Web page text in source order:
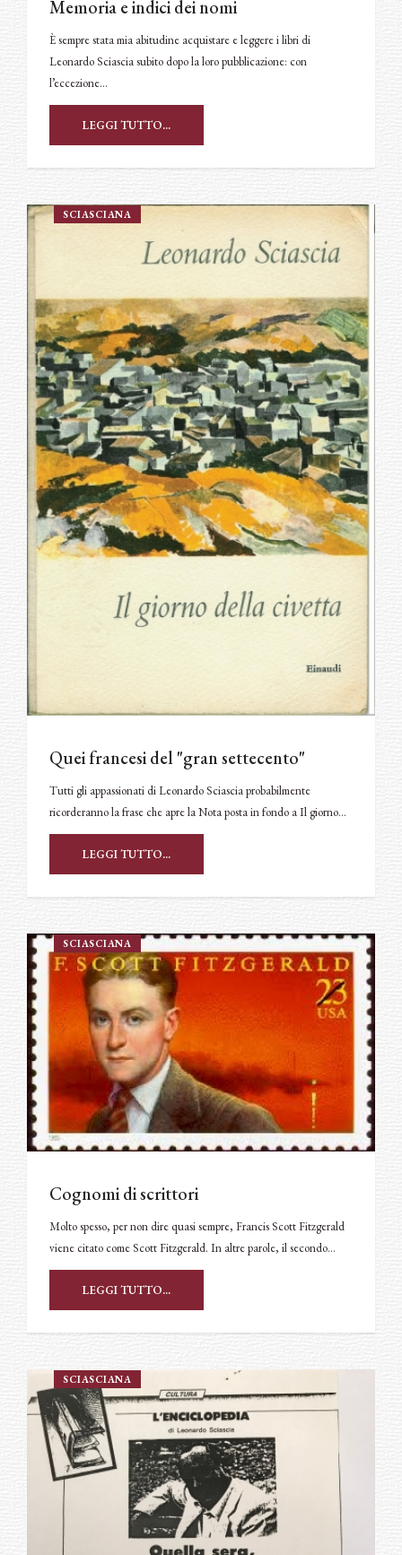
Memoria e indici dei nomi
È sempre stata mia abitudine acquistare e leggere i libri di
Leonardo Sciascia subito dopo la loro pubblicazione: con
l’eccezione…
LEGGI TUTTO...
SCIASCIANA
Quei francesi del "gran settecento"
Tutti gli appassionati di Leonardo Sciascia probabilmente
ricorderanno la frase che apre la Nota posta in fondo a Il giorno…
LEGGI TUTTO...
SCIASCIANA
Cognomi di scrittori
Molto spesso, per non dire quasi sempre, Francis Scott Fitzgerald
viene citato come Scott Fitzgerald. In altre parole, il secondo…
LEGGI TUTTO...
SCIASCIANA